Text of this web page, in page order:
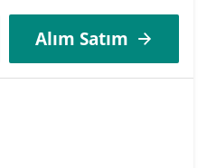
Alım Satım